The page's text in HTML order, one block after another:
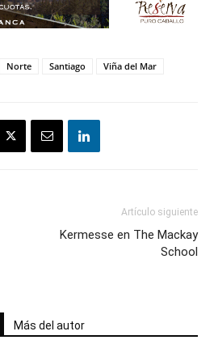
Norte Santiago Viña del Mar
Artículo siguiente
Kermesse en The Mackay
School
Más del autor